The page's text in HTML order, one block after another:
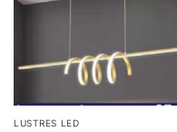
LUSTRES LED